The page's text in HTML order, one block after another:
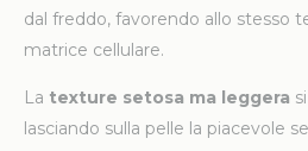
dal freddo, favorendo allo stesso
matrice cellulare.
La texture setosa ma leggera
lasciando sulla pelle la piacevole